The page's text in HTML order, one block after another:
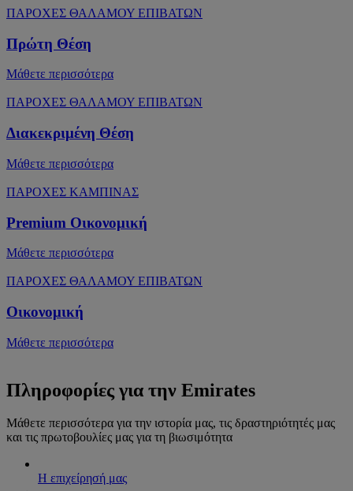
ΠΑΡΟΧΕΣ ΘΑΛΑΜΟΥ ΕΠΙΒΑΤΩΝ
Πρώτη Θέση
Μάθετε περισσότερα
ΠΑΡΟΧΕΣ ΘΑΛΑΜΟΥ ΕΠΙΒΑΤΩΝ
Διακεκριμένη Θέση
Μάθετε περισσότερα
ΠΑΡΟΧΕΣ ΚΑΜΠΙΝΑΣ
Premium Οικονομική
Μάθετε περισσότερα
ΠΑΡΟΧΕΣ ΘΑΛΑΜΟΥ ΕΠΙΒΑΤΩΝ
Οικονομική
Μάθετε περισσότερα
Πληροφορίες για την Emirates
Μάθετε περισσότερα για την ιστορία μας, τις δραστηριότητές μας
και τις πρωτοβουλίες μας για τη βιωσιμότητα
Η επιχείρησή μας